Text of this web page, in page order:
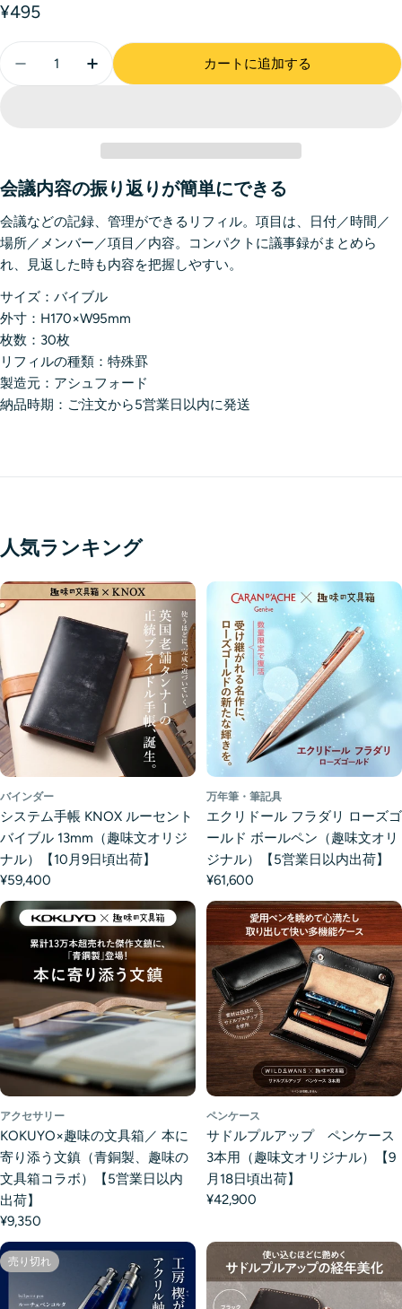
¥495
カートに追加する
会議内容の振り返りが簡単にできる
会議などの記録、管理ができるリフィル。項目は、日付／時間／
場所／メンバー／項目／内容。コンパクトに議事録がまとめら
れ、見返した時も内容を把握しやすい。
サイズ：バイブル
外寸：H170×W95mm
枚数：30枚
リフィルの種類：特殊罫
製造元：アシュフォード
納品時期：ご注文から5営業日以内に発送
人気ランキング
バインダー
システム手帳 KNOX ルーセント
バイブル 13mm（趣味文オリジ
ナル）【10月9日頃出荷】
¥59,400
万年筆・筆記具
エクリドール フラダリ ローズゴ
ールド ボールペン（趣味文オリ
ジナル）【5営業日以内出荷】
¥61,600
アクセサリー
KOKUYO×趣味の文具箱／ 本に
寄り添う文鎮（青銅製、趣味の
文具箱コラボ）【5営業日以内
出荷】
¥9,350
ペンケース
サドルプルアップ ペンケース
3本用（趣味文オリジナル）【9
月18日頃出荷】
¥42,900
売り切れ